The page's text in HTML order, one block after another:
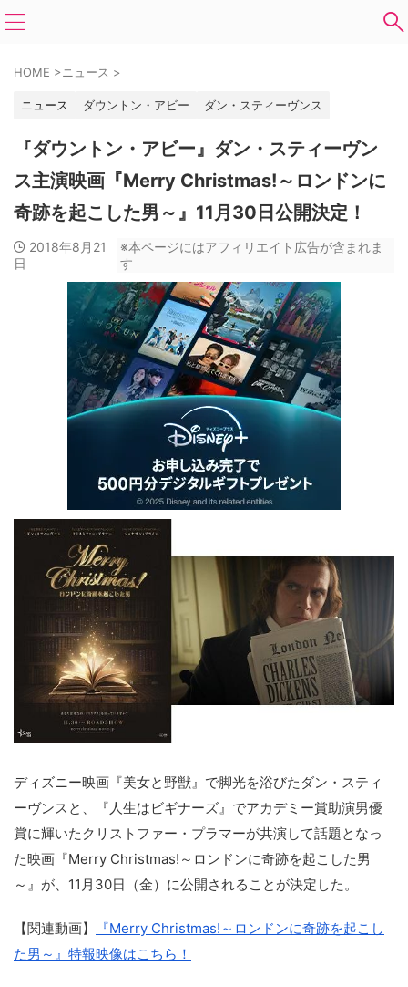
HOME >ニュース >
ニュース ダウントン・アビー ダン・スティーヴンス
『ダウントン・アビー』ダン・スティーヴン
ス主演映画『Merry Christmas!～ロンドンに
奇跡を起こした男～』11月30日公開決定！
2018年8月21
日
※本ページにはアフィリエイト広告が含まれま
す
ディズニー映画『美女と野獣』で脚光を浴びたダン・スティ
ーヴンスと、『人生はビギナーズ』でアカデミー賞助演男優
賞に輝いたクリストファー・プラマーが共演して話題となっ
た映画『Merry Christmas!～ロンドンに奇跡を起こした男
～』が、11月30日（金）に公開されることが決定した。
【関連動画】
『Merry Christmas!～ロンドンに奇跡を起こし
た男～』特報映像はこちら！